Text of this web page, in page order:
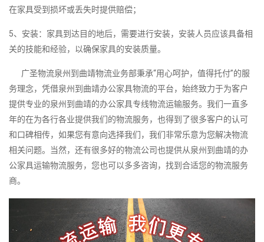
在家具受到损坏或丢失时提供赔偿；
5、安装：家具到达目的地后，需要进行安装，安装人员应该具备相
关的技能和经验，以确保家具的安装质量。
广圣物流泉州到曲靖物流业务部秉承“用心呵护，值得托付”的服
务理念，凭借泉州到曲靖办公家具物流的平台，始终致力于为客户
提供专业的泉州到曲靖的办公家具专线物流运输服务。我们一直多
年的在为各行各业提供我们的物流服务，也得到了很多客户的认可
和口碑相传，如果您有意向选择我们，我们非常乐意为您解决物流
相关问题。当然，还有很多好的物流公司也提供从泉州到曲靖的办
公家具运输物流服务，您也可以多多咨询，找到合适您的物流服务
商。